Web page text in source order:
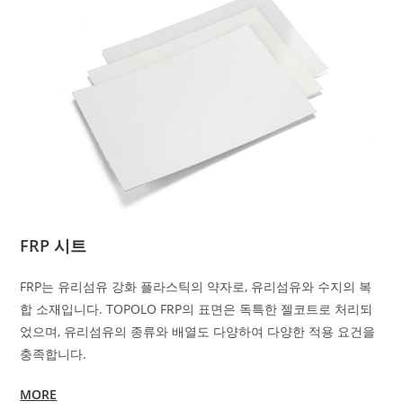
FRP 시트
FRP는 유리섬유 강화 플라스틱의 약자로, 유리섬유와 수지의 복
합 소재입니다. TOPOLO FRP의 표면은 독특한 젤코트로 처리되
었으며, 유리섬유의 종류와 배열도 다양하여 다양한 적용 요건을
충족합니다.
MORE